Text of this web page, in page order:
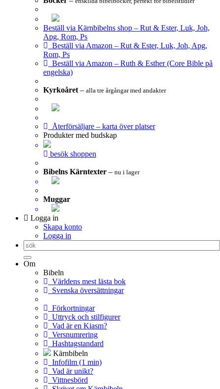
Beställ via Kärnbibelns shop – Rut & Ester, Luk, Joh,
Apg, Rom, Ps
Beställ via Amazon – Rut & Ester, Luk, Joh, Apg,
Rom, Ps
Beställ via Amazon – Ruth & Esther (Core Bible på
engelska)
Kyrkoåret – alla tre årgångar med andakter
Återförsäljare – karta över platser
Produkter med budskap
besök shoppen
Bibelns Kärntexter – nu i lager
Muggar
Logga in
Skapa konto
Logga in
Om
Bibeln
Världens mest lästa bok
Svenska översättningar
Förkortningar
Uttryck och stilfigurer
Vad är en Kiasm?
Versnumrering
Hashtagstandard
Kärnbibeln
Infofilm (1 min)
Vad är unikt?
Vittnesbörd